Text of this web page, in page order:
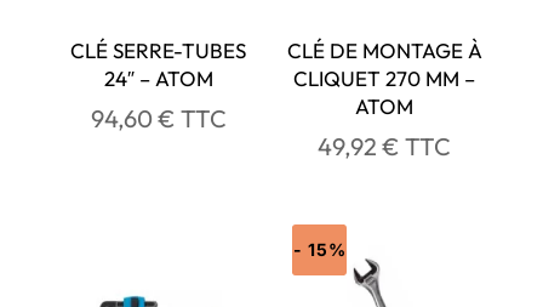
CLÉ SERRE-TUBES
24″ – ATOM
94,60 € TTC
CLÉ DE MONTAGE À
CLIQUET 270 MM –
ATOM
49,92€ TTC
- 15%